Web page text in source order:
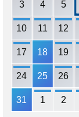
3 4 5
10 11 12
17 18 19
24 25 26
31 1 2